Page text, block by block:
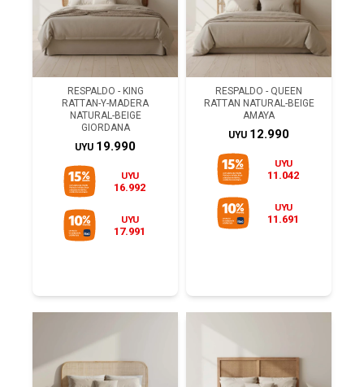
RESPALDO - KING
RATTAN-Y-MADERA
NATURAL-BEIGE
GIORDANA
UYU 19.990
UYU
16.992
UYU
17.991
RESPALDO - QUEEN
RATTAN NATURAL-BEIGE
AMAYA
UYU 12.990
UYU
11.042
UYU
11.691